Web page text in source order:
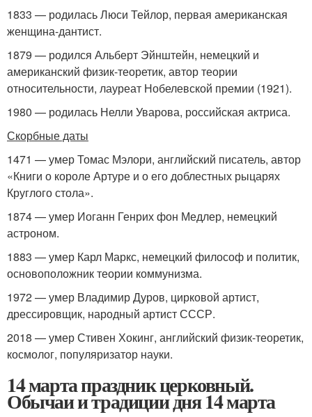
1833 — родилась Люси Тейлор, первая американская
женщина-дантист.
1879 — родился Альберт Эйнштейн, немецкий и
американский физик-теоретик, автор теории
относительности, лауреат Нобелевской премии (1921).
1980 — родилась Нелли Уварова, российская актриса.
Скорбные даты
1471 — умер Томас Мэлори, английский писатель, автор
«Книги о короле Артуре и о его доблестных рыцарях
Круглого стола».
1874 — умер Иоганн Генрих фон Медлер, немецкий
астроном.
1883 — умер Карл Маркс, немецкий философ и политик,
основоположник теории коммунизма.
1972 — умер Владимир Дуров, цирковой артист,
дрессировщик, народный артист СССР.
2018 — умер Стивен Хокинг, английский физик-теоретик,
космолог, популяризатор науки.
14 марта праздник церковный.
Обычаи и традиции дня 14 марта